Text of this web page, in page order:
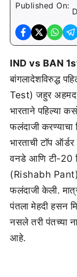
Published On:
IND vs BAN
बांगलादेशविरुद्ध
Test) जहुर अहमद
भारताने पहिल्या
फलंदाजी करण्याचा
भारताची टॉप
वनडे आणि टी-20
(Rishabh Pant)
फलंदाजी केली.
पंतला मेहदी हसन
नसले तरी पंतच्या
आहे.